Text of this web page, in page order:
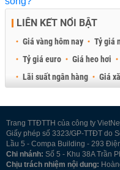
LIÊN KẾT NỔI BẬT
Giá vàng hôm nay Tỷ giá
Tỷ giá euro
Giá heo hơi
Lãi suất ngân hàng
Giá
Trang TTĐTTH của công ty
Giấy phép số 3323/GP-TTĐT do
Lầu 5 - Compa Building - 293
Chi nhánh: Số 5 - Khu 38A Trần
Chịu trách nhiệm nội dung: